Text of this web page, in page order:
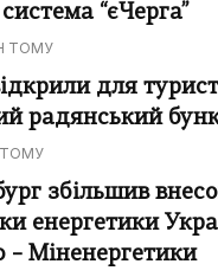
“єЧерга”
ТОМУ
для
радянський
збільшив
енергетики
– Міненергетики